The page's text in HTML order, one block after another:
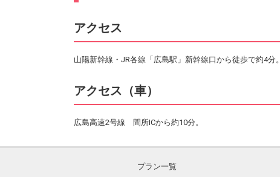
アクセス
山陽新幹線・JR各線「広島駅」新幹線口から徒歩で約4分。
アクセス（車）
広島高速2号線 間所ICから約10分。
プラン一覧